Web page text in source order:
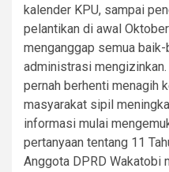
kalender KPU, sampai
pelantikan di awal
menganggap semua
administrasi
pernah berhenti menagih
masyarakat sipil
informasi mulai
pertanyaan tentang 11
Anggota DPRD Wakatobi